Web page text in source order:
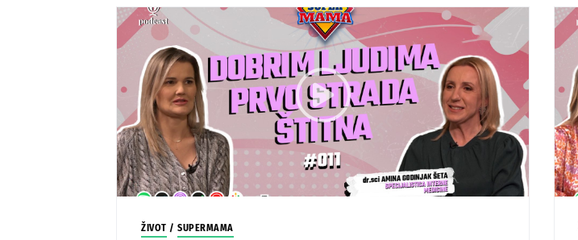
ŽIVOT /SUPERMAMA